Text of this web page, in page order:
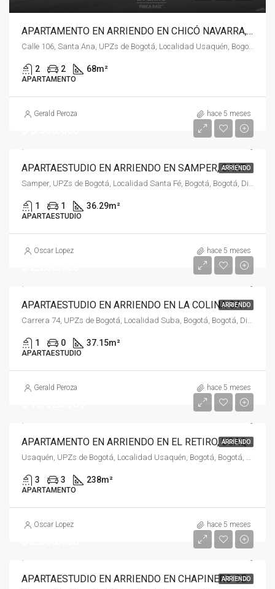
APARTAMENTO EN ARRIENDO EN CHICÓ NAVARRA, USAQUÉN, BOGOTÁ, D.C. – (967)
Calle 106, Santa Ana, UPZs de Bogotá, Localidad Usaquén, Bogotá, Bogotá, Distrito Capital, RAP (Especial) Central, 110111, Colombia
2 2 68m²
APARTAMENTO
Gerald Peroza hace 5 meses
ARRIENDO
APARTAESTUDIO EN ARRIENDO EN SAMPER, SANTA FE, BOGOTÁ, D.C. – (968)
Samper, UPZs de Bogotá, Localidad Santa Fé, Bogotá, Bogotá, Distrito Capital, RAP (Especial) Central, Colombia
1 1 36.29m²
APARTAESTUDIO
Oscar Lopez hace 5 meses
ARRIENDO
APARTAESTUDIO EN ARRIENDO EN LA COLINA CAMPESTRE, SUBA, BOGOTÁ, D.C. – (969)
Carrera 74, UPZs de Bogotá, Localidad Suba, Bogotá, Bogotá, Distrito Capital, RAP (Especial) Central, 111156, Colombia
1 0 37.15m²
APARTAESTUDIO
Gerald Peroza hace 5 meses
ARRIENDOAPARTAMENTO EN ARRIENDO EN EL RETIRO, USAQUÉN, BOGOTÁ, D.C. – (970)
Usaquén, UPZs de Bogotá, Localidad Usaquén, Bogotá, Bogotá, Distrito Capital, RAP (Especial) Central, 110111, Colombia
3 3 238m²
APARTAMENTO
Oscar Lopez hace 5 meses
ARRIENDO
APARTAESTUDIO EN ARRIENDO EN CHAPINERO CENTRAL, CHAPINERO, BOGOTÁ, D.C. – (639)